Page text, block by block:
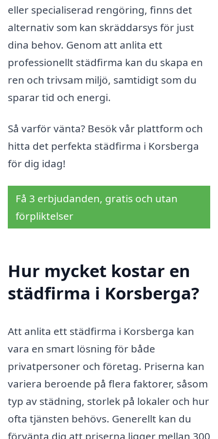
eller specialiserad rengöring, finns det
alternativ som kan skräddarsys för just
dina behov. Genom att anlita ett
professionellt städfirma kan du skapa en
ren och trivsam miljö, samtidigt som du
sparar tid och energi.
Så varför vänta? Besök vår plattform och
hitta det perfekta städfirma i Korsberga
för dig idag!
Få 3 erbjudanden, gratis och utan
förpliktelser
Hur mycket kostar en
städfirma i Korsberga?
Att anlita ett städfirma i Korsberga kan
vara en smart lösning för både
privatpersoner och företag. Priserna kan
variera beroende på flera faktorer, såsom
typ av städning, storlek på lokaler och hur
ofta tjänsten behövs. Generellt kan du
förvänta dig att priserna ligger mellan 300